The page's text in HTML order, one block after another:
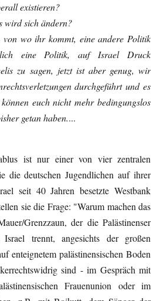
existieren?
wird sich ändern?
wo ihr kommt, eine andere Politik
eine Politik, auf Israel Druck
zu sagen, jetzt ist aber genug, wir
durchgeführt und es
euch nicht mehr bedingungslos
getan haben....
ist nur einer von vier zentralen
die deutschen Jugendlichen auf ihrer
seit 40 Jahren besetzte Westbank
sie die Frage: "Warum machen das
Grenzzaun, der die Palästinenser
trennt, angesichts der großen
enteignetem palästinensischen Boden
sind - im Gespräch mit
Frauenunion oder im